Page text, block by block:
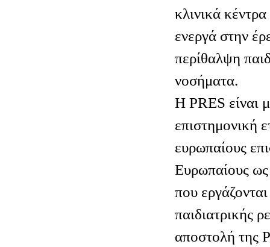
κλινικά
ενεργά στην
περίθαλψη
νοσήματα.
Η PRES είναι
επιστημονική
ευρωπαίους
Ευρωπαίους ως
που
παιδιατρικής
αποστολή της